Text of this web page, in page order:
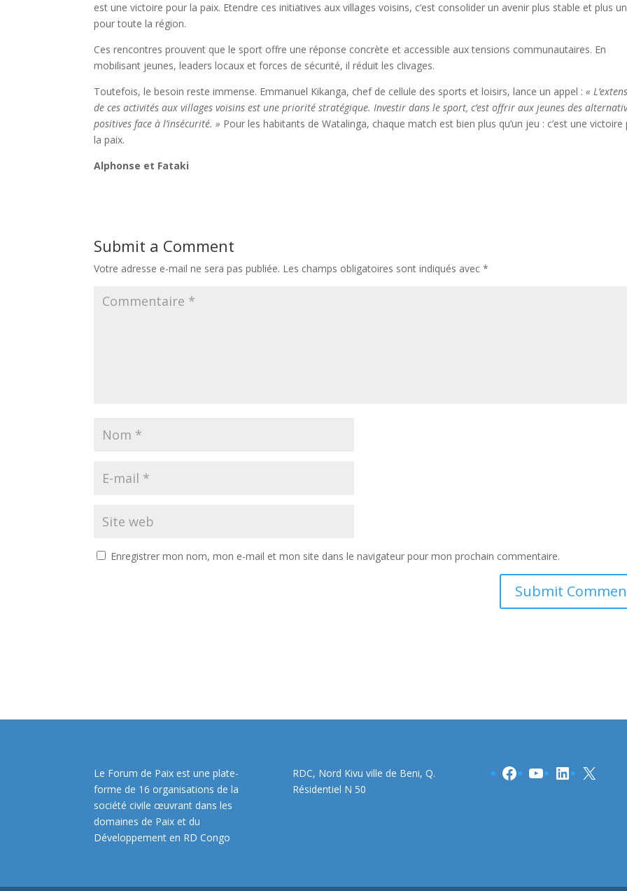
est une victoire pour la paix. Etendre ces initiatives aux villages voisins, c’est consolider un avenir plus stable et plus
pour toute la région.
Ces rencontres prouvent que le sport offre une réponse concrète et accessible aux tensions communautaires. En
mobilisant jeunes, leaders locaux et forces de sécurité, il réduit les clivages.
Toutefois, le besoin reste immense. Emmanuel Kikanga, chef de cellule des sports et loisirs, lance un appel :«
de ces activités aux villages voisins est une priorité stratégique. Investir dans le sport, c’est offrir aux jeunes des
positives face à l’insécurité. » Pour les habitants de Watalinga, chaque match est bien plus qu’un jeu : c’est une victoire
la paix.
Alphonse et Fataki
Submit a Comment
Votre adresse e-mail ne sera pas publiée. Les champs obligatoires sont indiqués avec*
Enregistrer mon nom, mon e-mail et mon site dans le navigateur pour mon prochain commentaire.
Le Forum de Paix est une plate-
forme de 16 organisations de la
société civile œuvrant dans les
domaines de Paix et du
Développement en RD Congo
RDC, Nord Kivu ville de Beni, Q.
Résidentiel N 50
Facebook
YouTube
LinkedIn
X